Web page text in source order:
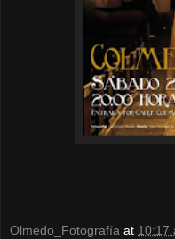
Olmedo_Fotografía at 10:17